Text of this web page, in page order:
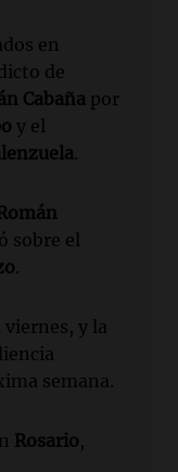
en
de
Cabaña por
y el
.
sobre el
.
y la
semana.
Rosario,